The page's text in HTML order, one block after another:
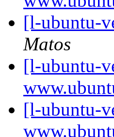
[l-ubuntu-
Matos
[l-ubuntu-
[l-ubuntu-